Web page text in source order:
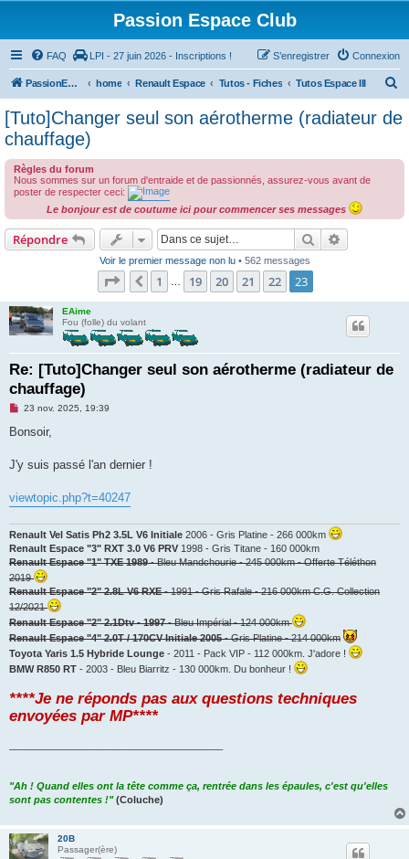
Passion Espace Club
FAQ LPI - 27 juin 2026 - Inscriptions ! Connexion
S’enregistrer
PassionEspaceClub home Renault Espace Tutos - Fiches Tutos Espace III
c
c
[Tuto]Changer seul son aérotherme (radiateur de
chauffage)
Règles du forum
Nous sommes sur un forum d'entraide et de passionnés, assurez-vous avant de
poster de respecter ceci:
Le bonjour est de coutume ici pour commencer ses messages
Répondre Rechercher
Voir le premier message non lu• 562 messages
Page 23 sur 23
Précédente
1 19 20 21 22 23
EAime
Fou (folle) du volant
Re: [Tuto]Changer seul son aérotherme (radiateur de
chauffage)
M
s
g
e
o
n
u
23 nov. 2025, 19:39
Bonsoir,
J'y suis passé l'an dernier !
viewtopic.php?t=40247
Renault Vel Satis Ph2 3.5L V6 Initiale 2006 - Gris Platine - 266 000km
Renault Espace "3" RXT 3.0 V6 PRV 1998 - Gris Titane - 160 000km
Renault Espace "1" TXE 1989- Bleu Mandchourie - 245 000km - Offerte Téléthon
2019
Renault Espace "2" 2.8L V6 RXE- 1991 - Gris Rafale - 216 000km C.G. Collection
12/2021
Renault Espace "2" 2.1Dtv - 1997- Bleu Impérial - 124 000km
Renault Espace "4" 2.0T / 170CV Initiale 2005- Gris Platine - 214 000km
Toyota Yaris 1.5 Hybride Lounge - 2011 - Pack VIP - 112 000km. J'adore !
BMW R850 RT - 2003 - Bleu Biarritz - 130 000km. Du bonheur !
****Je ne réponds pas aux questions techniques
envoyées par MP****
"Ah ! Quand elles ont la tête comme ça, rentrée dans les épaules, c'est qu'elles
sont pas contentes !" (Coluche)
20B
Passager(ère)